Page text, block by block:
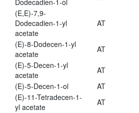
Dodecadien-1-ol
(E,E)-7,9-
Dodecadien-1-yl
acetate
AT
(E)-8-Dodecen-1-yl
acetate
AT
(E)-5-Decen-1-yl
acetate
AT
(E)-5-Decen-1-ol
AT
(E)-11-Tetradecen-1-
yl acetate
AT